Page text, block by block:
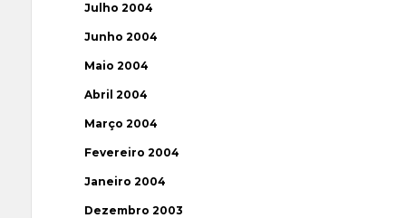
Julho 2004
Junho 2004
Maio 2004
Abril 2004
Março 2004
Fevereiro 2004
Janeiro 2004
Dezembro 2003